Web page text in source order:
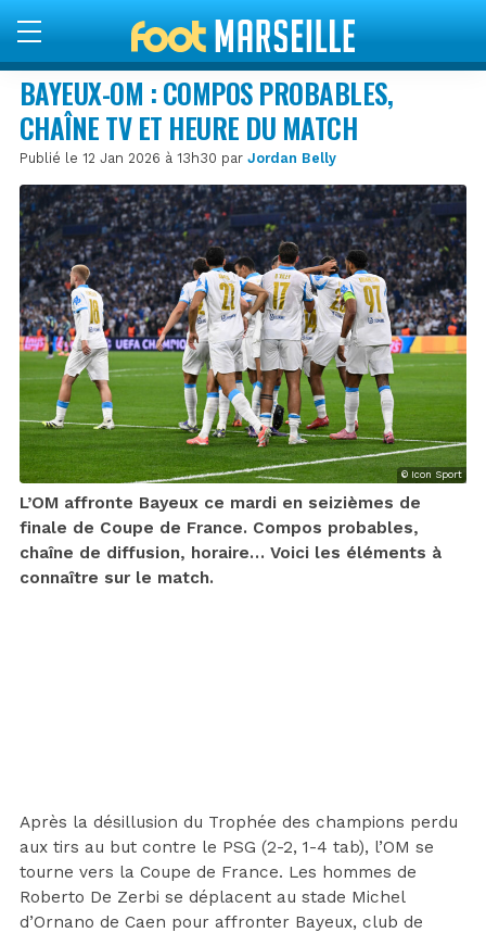
BAYEUX-OM : COMPOS PROBABLES,
CHAÎNE TV ET HEURE DU MATCH
Publié le 12 Jan 2026 à 13h30 par Jordan Belly
© Icon Sport
L’OM affronte Bayeux ce mardi en seizièmes de
finale de Coupe de France. Compos probables,
chaîne de diffusion, horaire… Voici les éléments à
connaître sur le match.
Après la désillusion du Trophée des champions perdu
aux tirs au but contre le PSG (2-2, 1-4 tab), l’OM se
tourne vers la Coupe de France. Les hommes de
Roberto De Zerbi se déplacent au stade Michel
d’Ornano de Caen pour affronter Bayeux, club de